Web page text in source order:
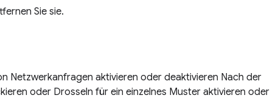
Sie sie.
Netzwerkanfragen aktivieren oder deaktivieren Nach der
oder Drosseln für ein einzelnes Muster aktivieren oder